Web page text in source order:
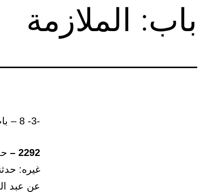
باب: الملازمة
-3- 8 – باب: الملازمة.
2292 –
غيره:
عن عبد